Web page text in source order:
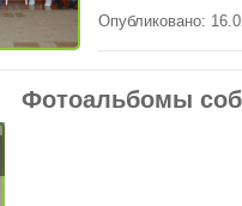
Опубликовано:
Фотоальбомы